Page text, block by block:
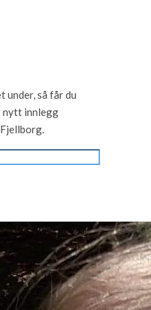
under, så får du
nytt innlegg